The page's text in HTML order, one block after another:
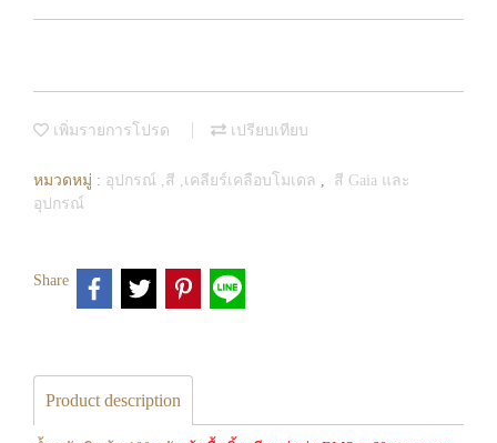
เพิ่มรายการโปรด เปรียบเทียบ
หมวดหมู่ : อุปกรณ์ ,สี ,เคลียร์เคลือบโมเดล ,
สี Gaia และ
อุปกรณ์
Share
Product description